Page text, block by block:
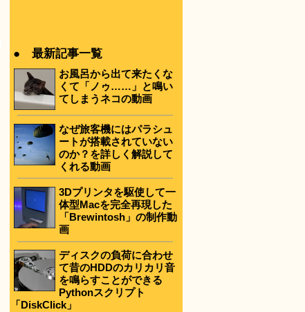
● 最新記事一覧
お風呂から出て来たくな
くて「ノゥ……」と鳴い
てしまうネコの動画
なぜ旅客機にはパラシュ
ートが搭載されていない
のか？を詳しく解説して
くれる動画
3Dプリンタを駆使して一
体型Macを完全再現した
「Brewintosh」の制作動
画
ディスクの負荷に合わせ
て昔のHDDのカリカリ音
を鳴らすことができる
Pythonスクリプト
「DiskClick」